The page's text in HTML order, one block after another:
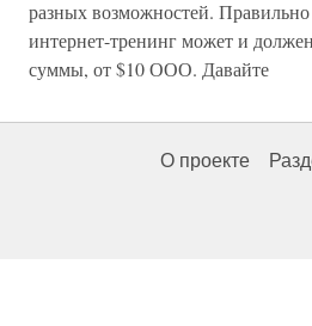
разных возможностей.
интернет-тренинг может и
суммы, от $10 ООО. Давайте
О проекте